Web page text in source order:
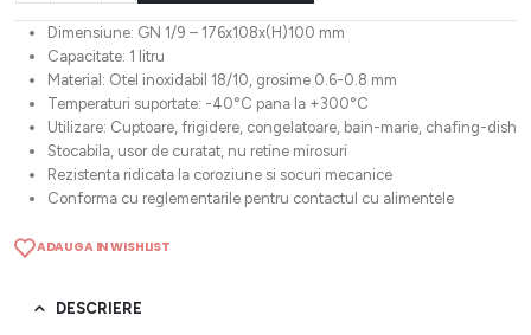
Dimensiune: GN 1/9 – 176x108x(H)100 mm
Capacitate: 1 litru
Material: Otel inoxidabil 18/10, grosime 0.6-0.8 mm
Temperaturi suportate: -40°C pana la +300°C
Utilizare: Cuptoare, frigidere, congelatoare, bain-marie, chafing-dish
Stocabila, usor de curatat, nu retine mirosuri
Rezistenta ridicata la coroziune si socuri mecanice
Conforma cu reglementarile pentru contactul cu alimentele
ADAUGA IN WISHLIST
DESCRIERE